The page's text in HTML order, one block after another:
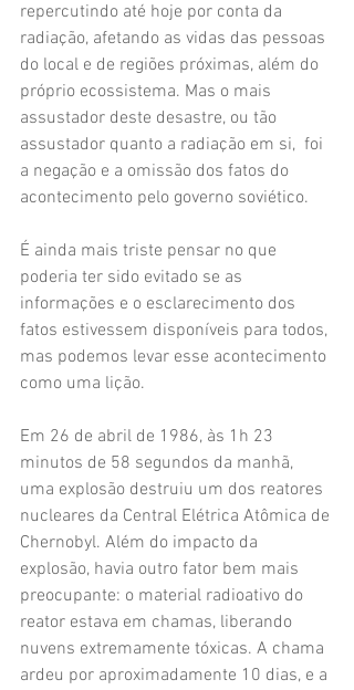
repercutindo até hoje por conta da
radiação, afetando as vidas das pessoas
do local e de regiões próximas, além do
próprio ecossistema. Mas o mais
assustador deste desastre, ou tão
assustador quanto a radiação em si,  foi
a negação e a omissão dos fatos do
acontecimento pelo governo soviético.
É ainda mais triste pensar no que
poderia ter sido evitado se as
informações e o esclarecimento dos
fatos estivessem disponíveis para todos,
mas podemos levar esse acontecimento
como uma lição.
Em 26 de abril de 1986, às 1h 23
minutos de 58 segundos da manhã,
uma explosão destruiu um dos reatores
nucleares da Central Elétrica Atômica de
Chernobyl. Além do impacto da
explosão, havia outro fator bem mais
preocupante: o material radioativo do
reator estava em chamas, liberando
nuvens extremamente tóxicas. A chama
ardeu por aproximadamente 10 dias, e a